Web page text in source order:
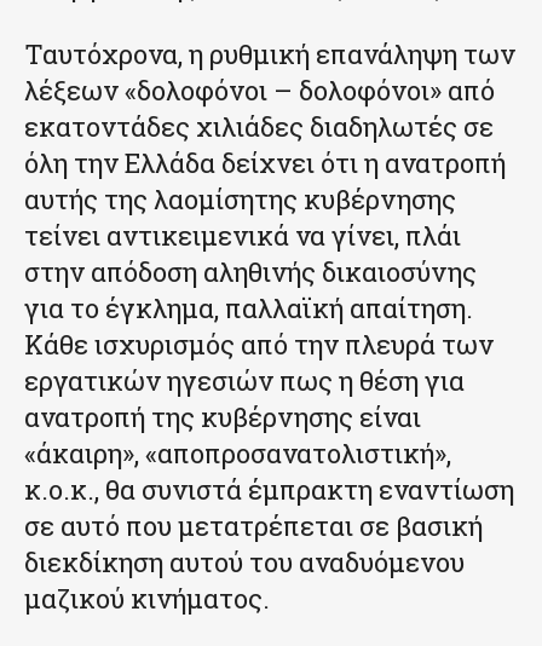
Ταυτόχρονα, η ρυθμική επανάληψη των
λέξεων «δολοφόνοι – δολοφόνοι» από
εκατοντάδες χιλιάδες διαδηλωτές σε
όλη την Ελλάδα δείχνει ότι η ανατροπή
αυτής της λαομίσητης κυβέρνησης
τείνει αντικειμενικά να γίνει, πλάι
στην απόδοση αληθινής δικαιοσύνης
για το έγκλημα, παλλαϊκή απαίτηση.
Κάθε ισχυρισμός από την πλευρά των
εργατικών ηγεσιών πως η θέση για
ανατροπή της κυβέρνησης είναι
«άκαιρη», «αποπροσανατολιστική»,
κ.ο.κ., θα συνιστά έμπρακτη εναντίωση
σε αυτό που μετατρέπεται σε βασική
διεκδίκηση αυτού του αναδυόμενου
μαζικού κινήματος.